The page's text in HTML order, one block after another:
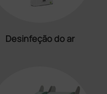
Desinfeção do ar